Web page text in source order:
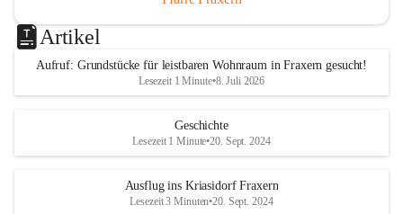
Artikel
Aufruf: Grundstücke für leistbaren Wohnraum in Fraxern gesucht!
Lesezeit 1 Minute•8. Juli 2026
Geschichte
Lesezeit 1 Minute•20. Sept. 2024
Ausflug ins Kriasidorf Fraxern
Lesezeit 3 Minuten•20. Sept. 2024